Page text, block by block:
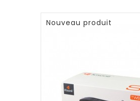
Nouveau produit